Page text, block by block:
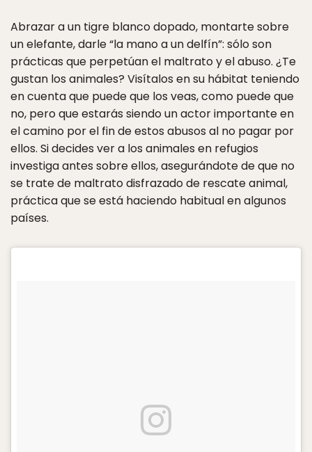
Abrazar a un tigre blanco dopado, montarte sobre
un elefante, darle “la mano a un delfín”: sólo son
prácticas que perpetúan el maltrato y el abuso. ¿Te
gustan los animales? Visítalos en su hábitat teniendo
en cuenta que puede que los veas, como puede que
no, pero que estarás siendo un actor importante en
el camino por el fin de estos abusos al no pagar por
ellos. Si decides ver a los animales en refugios
investiga antes sobre ellos, asegurándote de que no
se trate de maltrato disfrazado de rescate animal,
práctica que se está haciendo habitual en algunos
países.